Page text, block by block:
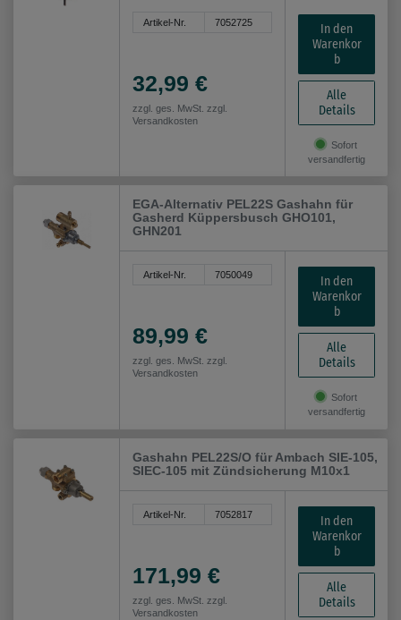
Artikel-Nr. 7052725
32,99 €
zzgl. ges. MwSt. zzgl.
Versandkosten
In den
Warenkor
b
Alle
Details
Sofort
versandfertig
EGA-Alternativ PEL22S Gashahn für
Gasherd Küppersbusch GHO101,
GHN201
Artikel-Nr. 7050049
89,99 €
zzgl. ges. MwSt. zzgl.
Versandkosten
In den
Warenkor
b
Alle
Details
Sofort
versandfertig
Gashahn PEL22S/O für Ambach SIE-105,
SIEC-105 mit Zündsicherung M10x1
Artikel-Nr. 7052817
171,99 €
zzgl. ges. MwSt. zzgl.
Versandkosten
In den
Warenkor
b
Alle
Details